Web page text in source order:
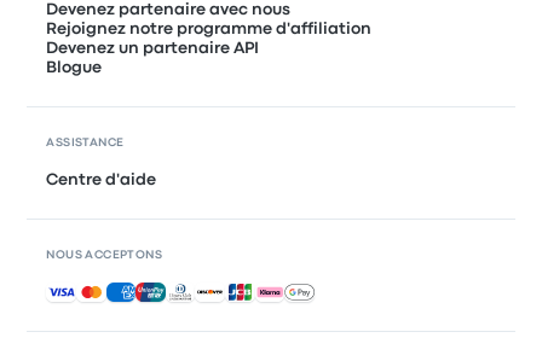
Devenez partenaire avec nous
Rejoignez notre programme d'affiliation
Devenez un partenaire API
Blogue
ASSISTANCE
Centre d'aide
NOUS ACCEPTONS
Paiements acceptés